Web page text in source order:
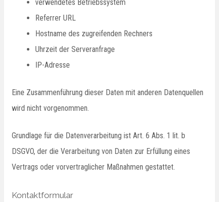
verwendetes Betriebssystem
Referrer URL
Hostname des zugreifenden Rechners
Uhrzeit der Serveranfrage
IP-Adresse
Eine Zusammenführung dieser Daten mit anderen Datenquellen
wird nicht vorgenommen.
Grundlage für die Datenverarbeitung ist Art. 6 Abs. 1 lit. b
DSGVO, der die Verarbeitung von Daten zur Erfüllung eines
Vertrags oder vorvertraglicher Maßnahmen gestattet.
Kontaktformular